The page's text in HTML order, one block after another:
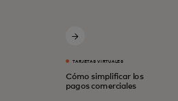
TARJETAS VIRTUALES
Cómo simplificar los
pagos comerciales